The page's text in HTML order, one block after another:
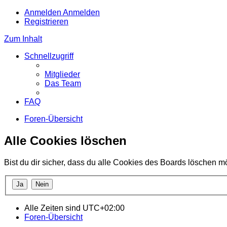
Anmelden Anmelden
Registrieren
Zum Inhalt
Schnellzugriff
Mitglieder
Das Team
FAQ
Foren-Übersicht
Alle Cookies löschen
Bist du dir sicher, dass du alle Cookies des Boards löschen
Alle Zeiten sind UTC+02:00
Foren-Übersicht